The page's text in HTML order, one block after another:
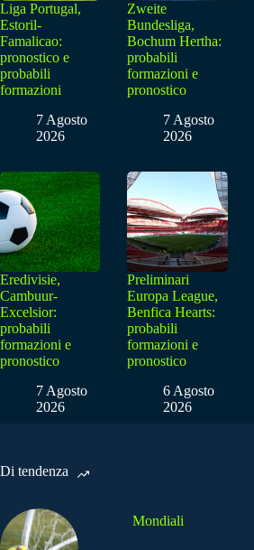
Liga Portugal,
Estoril-
Famalicao:
pronostico e
probabili
formazioni
7 Agosto
2026
Zweite
Bundesliga,
Bochum Hertha:
probabili
formazioni e
pronostico
7 Agosto
2026
Eredivisie,
Cambuur-
Excelsior:
probabili
formazioni e
pronostico
7 Agosto
2026
Preliminari
Europa League,
Benfica Hearts:
probabili
formazioni e
pronostico
6 Agosto
2026
Di tendenza
Mondiali